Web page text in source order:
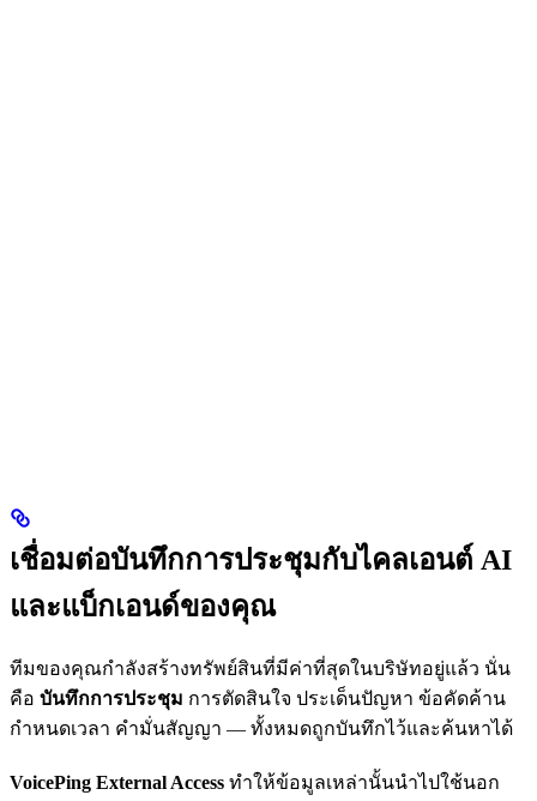
เชื่อมต่อบันทึกการประชุมกับไคลเอนต์ AI
และแบ็กเอนด์ของคุณ
ทีมของคุณกำลังสร้างทรัพย์สินที่มีค่าที่สุดในบริษัทอยู่แล้ว นั่น
คือ บันทึกการประชุม การตัดสินใจ ประเด็นปัญหา ข้อคัดค้าน
กำหนดเวลา คำมั่นสัญญา — ทั้งหมดถูกบันทึกไว้และค้นหาได้
VoicePing External Access ทำให้ข้อมูลเหล่านั้นนำไปใช้นอก